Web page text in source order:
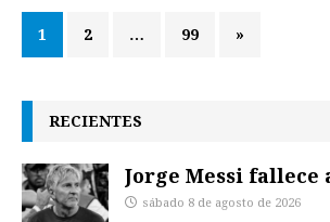
1 2 … 99 »
RECIENTES
Jorge Messi fallece
sábado 8 de agosto de 2026